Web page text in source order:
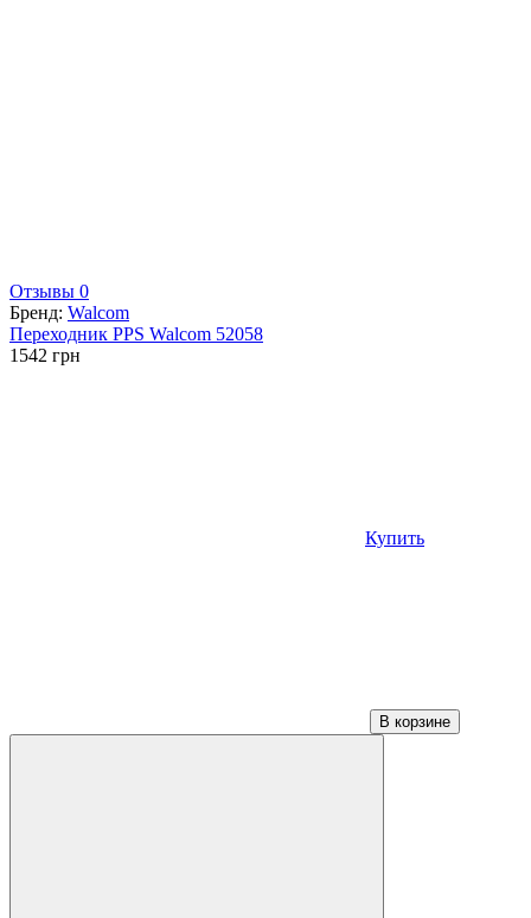
Отзывы 0
Бренд: Walcom
Переходник PPS Walcom 52058
1542 грн
Купить
В корзине